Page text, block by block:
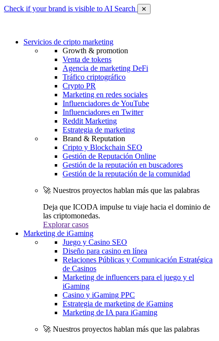
Check if your brand is visible to AI Search ✕
Servicios de cripto marketing
Growth & promotion
Venta de tokens
Agencia de marketing DeFi
Tráfico criptográfico
Crypto PR
Marketing en redes sociales
Influenciadores de YouTube
Influenciadores en Twitter
Reddit Marketing
Estrategia de marketing
Brand & Reputation
Cripto y Blockchain SEO
Gestión de Reputación Online
Gestión de la reputación en buscadores
Gestión de la reputación de la comunidad
🚀 Nuestros proyectos hablan más que las palabras
Deja que ICODA impulse tu viaje hacia el dominio de
las criptomonedas.
Explorar casos
Marketing de iGaming
Juego y Casino SEO
Diseño para casino en línea
Relaciones Públicas y Comunicación Estratégica
de Casinos
Marketing de influencers para el juego y el
iGaming
Casino y iGaming PPC
Estrategia de marketing de iGaming
Marketing de IA para iGaming
🚀 Nuestros proyectos hablan más que las palabras